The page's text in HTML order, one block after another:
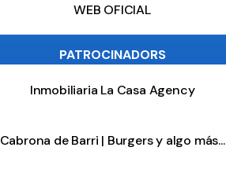
WEB OFICIAL
PATROCINADORS
Inmobiliaria La Casa Agency
Cabrona de Barri | Burgers y algo más...